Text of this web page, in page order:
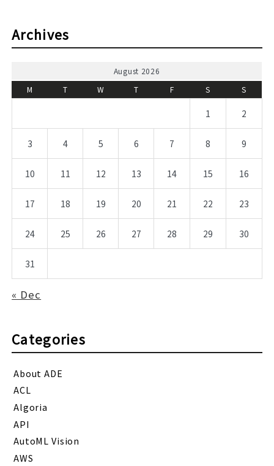
Archives
August 2026
M
T W T F S S
1 2
3 4 5 6 7 8 9
10 11 12 13 14 15 16
17 18 19 20 21 22 23
24 25 26 27 28 29 30
31
« Dec
Categories
About ADE
ACL
Algoria
API
AutoML Vision
AWS